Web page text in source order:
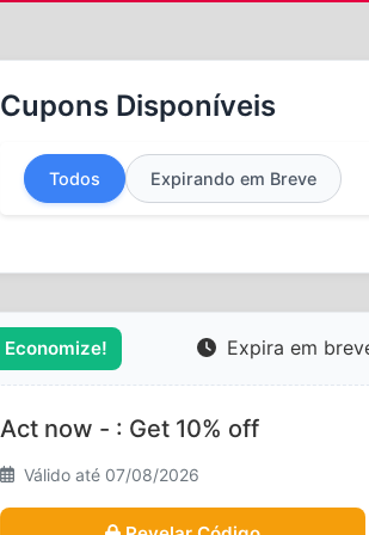
Cupons Disponíveis
Todos Expirando em Breve
Economize! Expira em
Act now - : Get 10% off
Válido até 07/08/2026